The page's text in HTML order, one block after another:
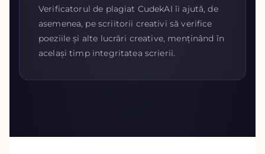
Verificatorul de plagiat CudekAI îi ajută, de
asemenea, pe scriitorii creativi să verifice
poeziile și alte lucrări creative, menținând în
același timp integritatea scrierii.